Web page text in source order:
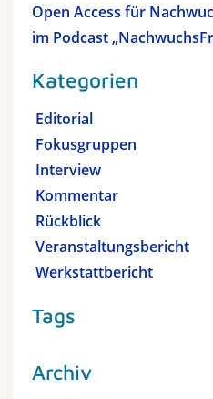
Open Access für
im Podcast
Kategorien
Editorial
Fokusgruppen
Interview
Kommentar
Rückblick
Veranstaltungsbericht
Werkstattbericht
Tags
Archiv